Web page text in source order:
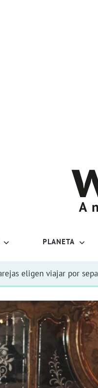
PLANETA
eligen viajar por